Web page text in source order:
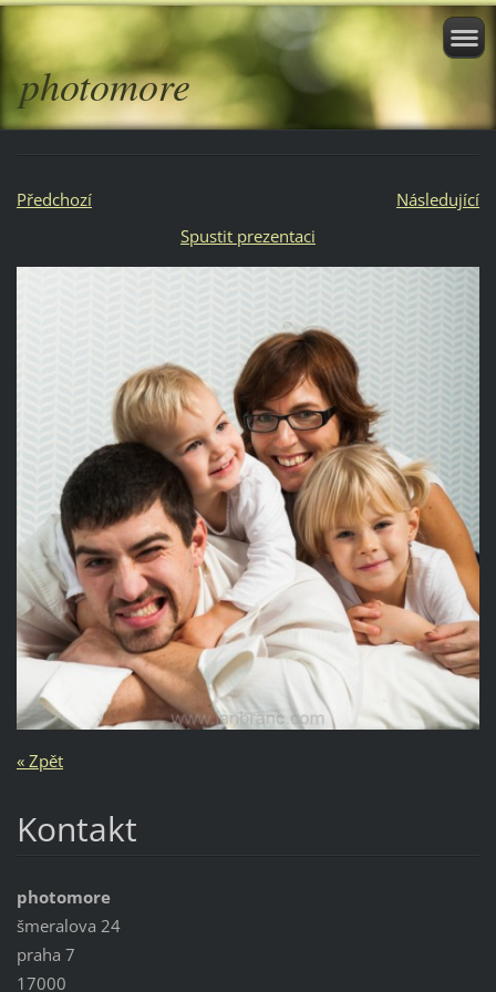
photomore
Předchozí
Následující
Spustit prezentaci
« Zpět
Kontakt
photomore
šmeralova 24
praha 7
17000